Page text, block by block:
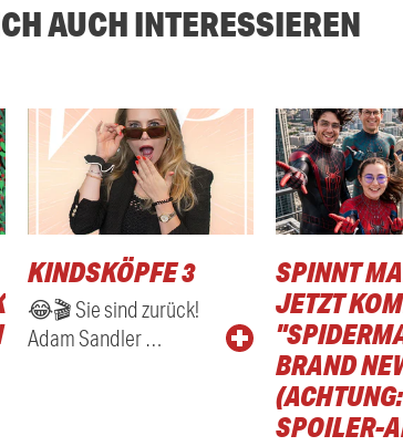
AUCH INTERESSIEREN
KINDSKÖPFE 3
😂🎬 Sie sind zurück!
Adam Sandler …
SPINNT
JETZT
BRAND
(ACHTUNG:
SPOILER-